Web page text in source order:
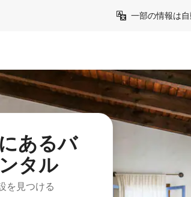
一部の情報は自
あるバ
タル
を見つける